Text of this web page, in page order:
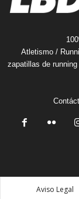
Atletismo /
zapatillas de
Aviso Legal